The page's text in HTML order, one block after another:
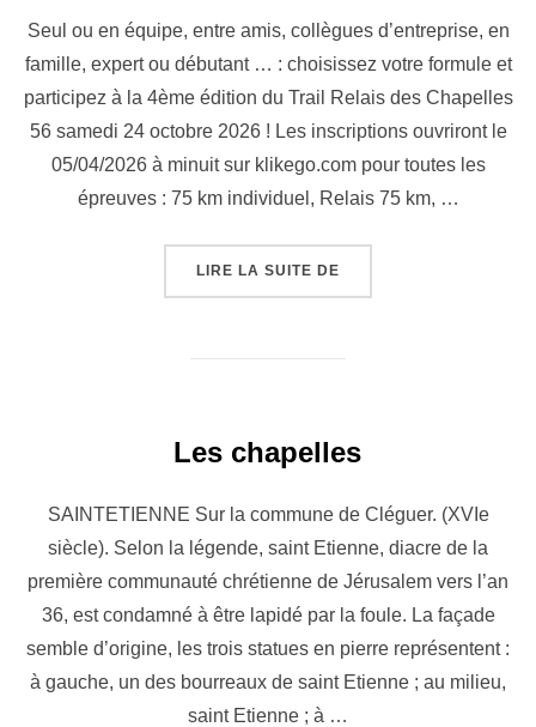
Seul ou en équipe, entre amis, collègues d’entreprise, en
famille, expert ou débutant … : choisissez votre formule et
participez à la 4ème édition du Trail Relais des Chapelles
56 samedi 24 octobre 2026 ! Les inscriptions ouvriront le
05/04/2026 à minuit sur klikego.com pour toutes les
épreuves : 75 km individuel, Relais 75 km, …
LIRE LA SUITE DE
Les chapelles
SAINTETIENNE Sur la commune de Cléguer. (XVIe
siècle). Selon la légende, saint Etienne, diacre de la
première communauté chrétienne de Jérusalem vers l’an
36, est condamné à être lapidé par la foule. La façade
semble d’origine, les trois statues en pierre représentent :
à gauche, un des bourreaux de saint Etienne ; au milieu,
saint Etienne ; à …